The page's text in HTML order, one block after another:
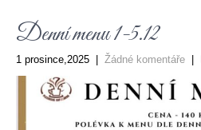
Denní menu 1-5.12
1 prosince,2025 Žádné komentáře